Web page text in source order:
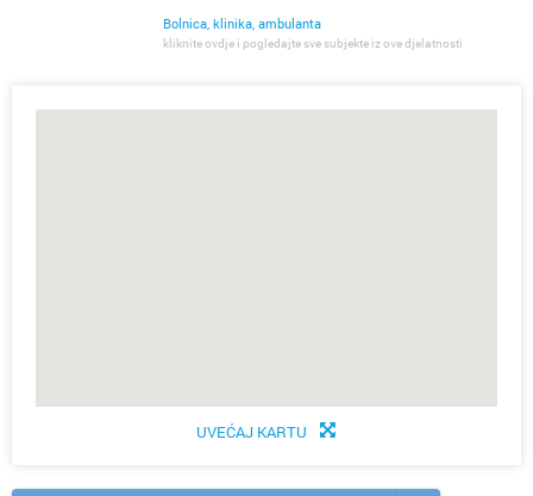
Bolnica, klinika, ambulanta
kliknite ovdje i pogledajte sve subjekte iz ove djelatnosti
UVEĆAJ KARTU